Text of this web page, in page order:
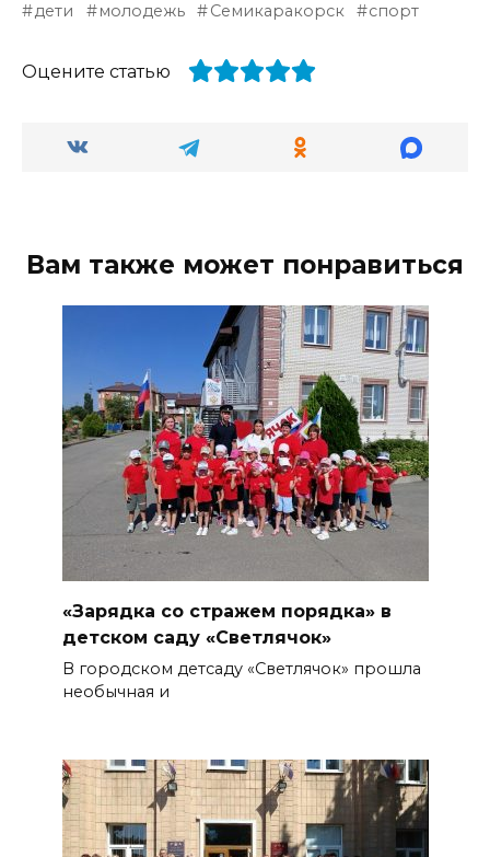
дети молодежь Семикаракорск спорт
Оцените статью
Вам также может понравиться
«Зарядка со стражем порядка» в
детском саду «Светлячок»
В городском детсаду «Светлячок» прошла
необычная и